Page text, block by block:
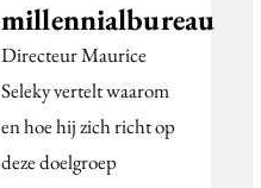
millennialbureau
Directeur Maurice
Seleky vertelt waarom
en hoe hij zich richt op
deze doelgroep